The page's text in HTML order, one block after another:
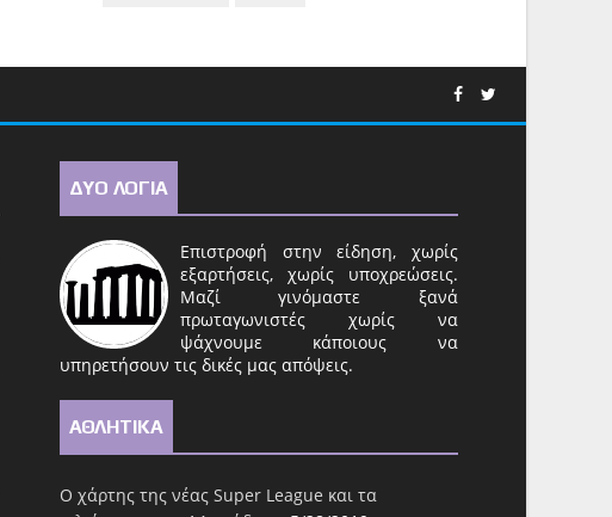
ΔΥΟ ΛΟΓΙΑ
Επιστροφή στην είδηση, χωρίς
εξαρτήσεις, χωρίς υποχρεώσεις.
Μαζί γινόμαστε ξανά
πρωταγωνιστές χωρίς να
ψάχνουμε κάποιους να
υπηρετήσουν τις δικές μας απόψεις.
ΑΘΛΗΤΙΚΑ
Ο χάρτης της νέας Super League και τα